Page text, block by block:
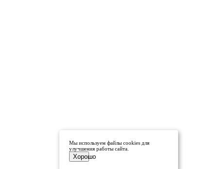
Мы используем файлы cookies для
улучшения работы сайта.
Хорошо